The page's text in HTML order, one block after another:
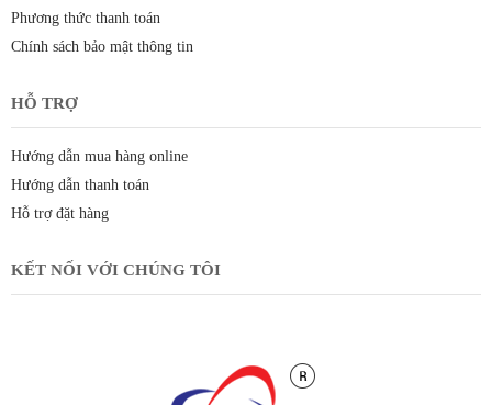
Phương thức thanh toán
Chính sách bảo mật thông tin
HỖ TRỢ
Hướng dẫn mua hàng online
Hướng dẫn thanh toán
Hỗ trợ đặt hàng
KẾT NỐI VỚI CHÚNG TÔI